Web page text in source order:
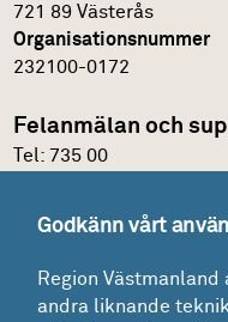
721 89 Västerås
Organisationsnummer
232100-0172
Felanmälan och
Tel: 735 00
Glömt lösenordet?
Mina ärenden
Godkänn vårt
Region
andra liknande